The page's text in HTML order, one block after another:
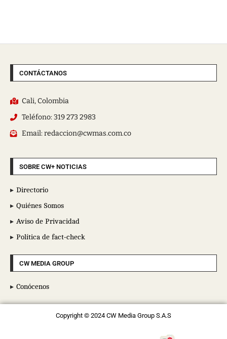
CONTÁCTANOS
Cali, Colombia
Teléfono: 319 273 2983
Email: redaccion@cwmas.com.co
SOBRE CW+ NOTICIAS
Directorio
Quiénes Somos
Aviso de Privacidad
Política de fact-check
CW MEDIA GROUP
Conócenos
Copyright © 2024 CW Media Group S.A.S